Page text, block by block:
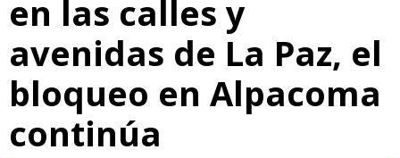
en las calles y
avenidas de La Paz, el
bloqueo en Alpacoma
continúa